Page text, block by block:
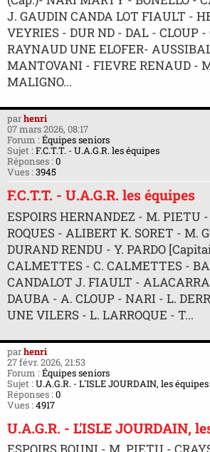
J. GAUDIN CANDA LOT FIAULT -
VEYRIES - DUR ND - DAL - CLOUP
RAYNAUD UNE ELOFER-
MANTOVANI - FIEVRE RENAUD -
MALIGNO...
parhenri
07 mars 2026, 08:17
Forum : Équipes seniors
Sujet : F.C.T.T. - U.A.G.R. les équipes
Réponses : 0
Vues : 3945
F.C.T.T. - U.A.G.R. les équipes
ESPOIRS HERNANDEZ - M. PIETU
ROQUES - ALIBERT K. SORET - M.
DURAND RENDU - Y. PARDO
CALMETTES - C. CALMETTES -
CANDALOT J. FIAULT -
DAUBA - A. CLOUP - NARI - L.
UNE VILERS - L. LARROQUE - T...
parhenri
27 févr. 2026, 21:53
Forum :Équipes seniors
Sujet :U.A.G.R. - L'ISLE JOURDAIN, les équipes
Réponses :0
Vues :4917
U.A.G.R. - L'ISLE JOURDAIN,